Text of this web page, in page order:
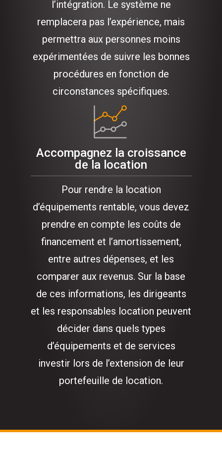
l’intégration. Le système ne
remplacera pas l’expérience, mais
permettra aux personnes moins
expérimentées de suivre les bonnes
procédures en fonction de
circonstances spécifiques.
Accompagnez la croissance
de la location
Pour rendre la location
d’équipements rentable, vous devez
prendre en compte les coûts de
financement et l’amortissement,
entre autres dépenses, et les
comparer aux revenus. Sur la base
de ces informations, les dirigeants
et les responsables location peuvent
décider dans quels types
d’équipements et de services
investir lors de l’extension de leur
portefeuille de location.